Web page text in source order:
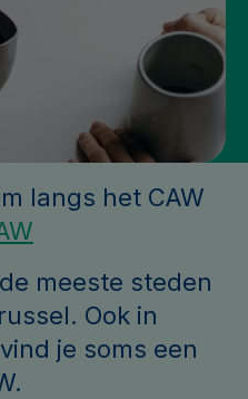
langs het CAW
meeste steden
Ook in
je soms een